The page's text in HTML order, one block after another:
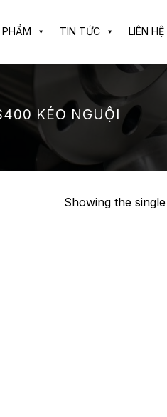
TIN TỨC LIÊN HỆ
KÉO NGUỘI
Showing the